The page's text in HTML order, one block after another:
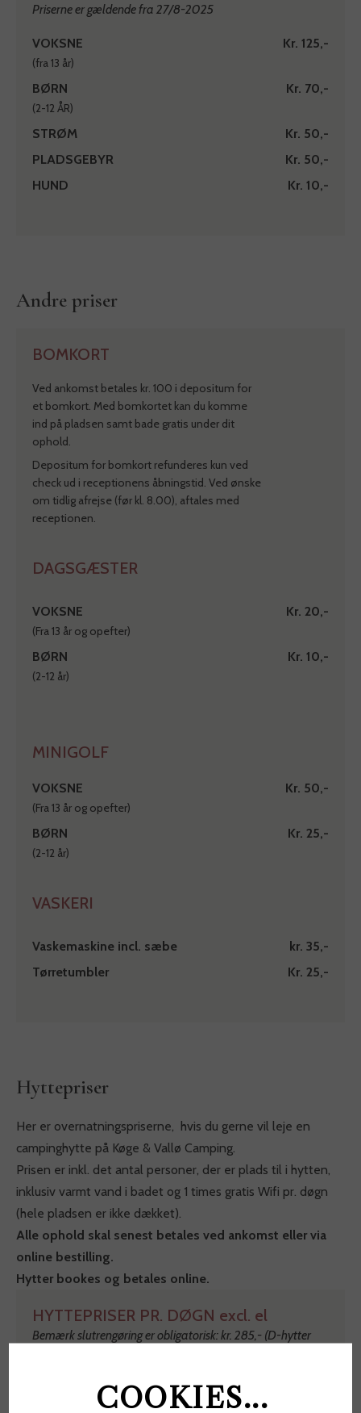
Priserne er gældende fra 27/8-2025
VOKSNE Kr. 125,-
(fra 13 år)
BØRN Kr. 70,-
(2-12 ÅR)
STRØM
Kr. 50,-
PLADSGEBYR
Kr. 50,-
HUND
Kr. 10,-
Andre priser
BOMKORT
Ved ankomst betales kr. 100 i depositum for
et bomkort. Med bomkortet kan du komme
ind på pladsen samt bade gratis under dit
ophold.
Depositum for bomkort refunderes kun ved
check ud i receptionens åbningstid. Ved ønske
om tidlig afrejse (før kl. 8.00), aftales med
receptionen.
DAGSGÆSTER
VOKSNE Kr. 20,-
(Fra 13 år og opefter)
BØRN Kr. 10,-
(2-12 år)
MINIGOLF
VOKSNE Kr. 50,-
(Fra 13 år og opefter)
BØRN Kr. 25,-
(2-12 år)
VASKERI
Vaskemaskine incl. sæbe
kr. 35,-
Tørretumbler
Kr. 25,-
Hyttepriser
Her er overnatningspriserne, hvis du gerne vil leje en
campinghytte på Køge & Vallø Camping.
Prisen er inkl. det antal personer, der er plads til i hytten,
inklusiv varmt vand i badet og 1 times gratis Wifi pr. døgn
(hele pladsen er ikke dækket).
Alle ophold skal senest betales ved ankomst eller via
online bestilling.
Hytter bookes og betales online.
HYTTEPRISER PR. DØGN excl. el
Bemærk slutrengøring er obligatorisk: kr. 285,- (D-hytter
6 personer, 20 M2 (A1-A3)
med vand og te-køkkenCOOKIES...